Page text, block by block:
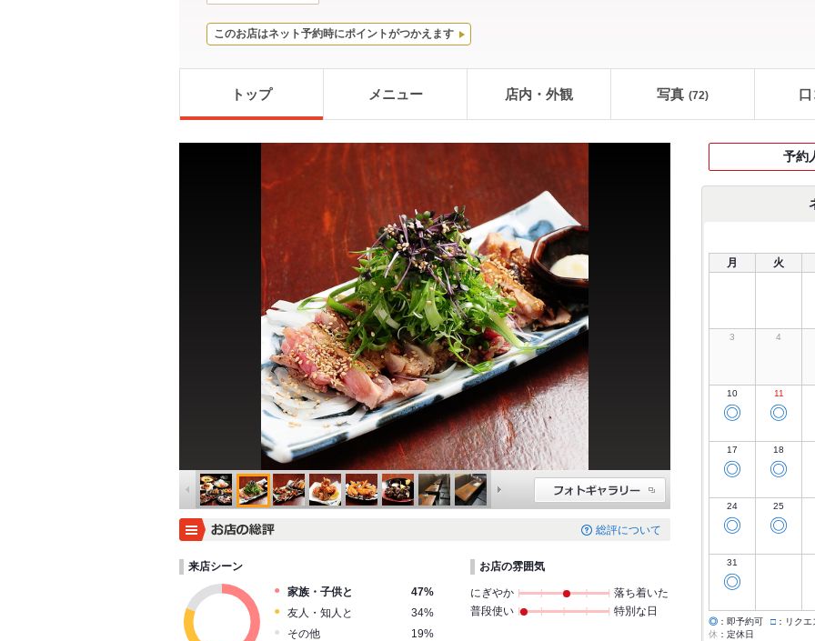
このお店はネット予約時にポイントがつかえます
トップ メニュー 店内・外観 写真 (72)
総評について
来店シーン
家族・子供と
47%
友人・知人と
34%
その他
19%
お店の雰囲気
にぎやか
落ち着いた
普段使い
特別な日
予約
月 火
3 4
10
◎
11
◎
17
◎
18
◎
24
◎
25
◎
31
◎
◎ ：即予約可 □ ：リク
休 ：定休日